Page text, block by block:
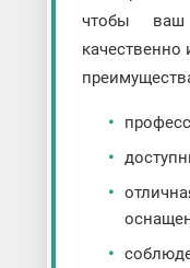
чтобы